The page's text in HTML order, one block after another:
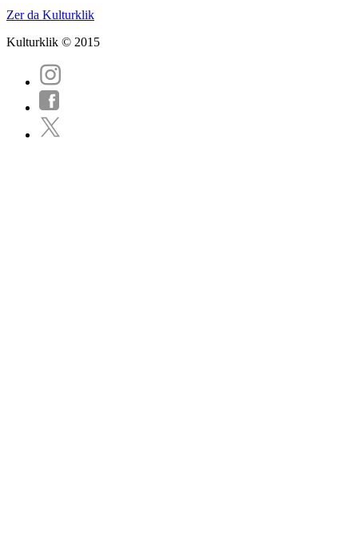
Zer da Kulturklik
Kulturklik © 2015